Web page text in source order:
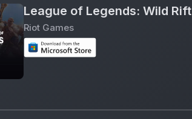
League of Legends: Wild Rift
Riot Games